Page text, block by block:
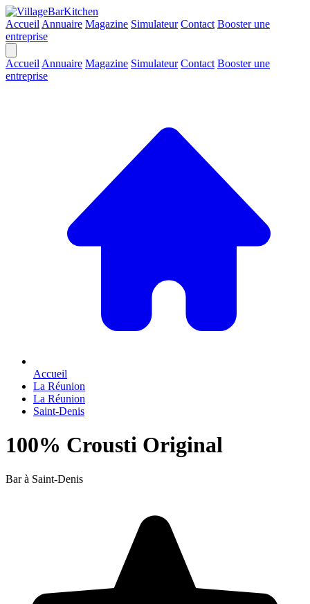
Accueil Annuaire Magazine Simulateur Contact Booster une
entreprise
Accueil Annuaire Magazine Simulateur Contact Booster une
entreprise
Accueil
La Réunion
La Réunion
Saint-Denis
100% Crousti Original
Bar à Saint-Denis